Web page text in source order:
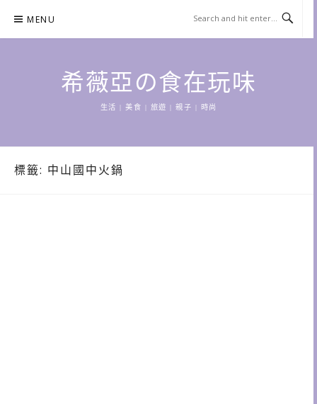
content
MENU
希薇亞の食在玩味
生活 | 美食 | 旅遊 | 親子 | 時尚
標籤: 中山國中火鍋